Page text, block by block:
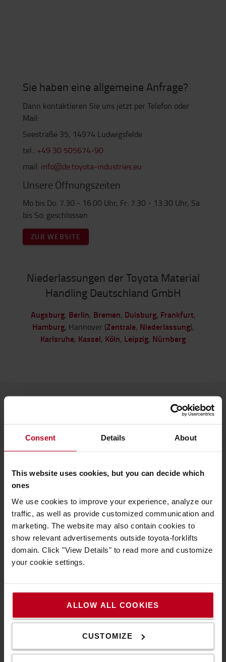
Consent Details About
This website uses cookies, but you can decide which
ones
We use cookies to improve your experience, analyze our
traffic, as well as provide customized communication and
marketing. The website may also contain cookies to
show relevant advertisements outside toyota-forklifts
domain. Click "View Details" to read more and customize
your cookie settings.
ALLOW ALL COOKIES
CUSTOMIZE
Sie haben eine allgemeine Anfrage?
Dann kontaktieren Sie uns jetzt per Telefon oder
Mail:
Seestraße 35, 14974 Ludwigsfelde
tel.: +49 30 505674-90
mail: info@de.toyota-industries.eu
Unsere Öffnungszeiten
Mo bis Do: 7.30 - 16.00 Uhr, Fr: 7.30 - 13.30 Uhr, Sa
bis So: geschlossen
ZUR WEBSITE
Niederlassungen der Toyota Material
Handling Deutschland GmbH
Augsburg, Berlin, Bremen, Duisburg, Frankfurt,
Hamburg, Hannover (Zentrale, Niederlassung),
Karlsruhe, Kassel, Köln, Leipzig, Nürnberg
Wir bieten ein erstklassiges Service-Angebot, das
auf Ihre Bedürfnisse abgestimmt ist. Unser Service
umfasst unsere Miet- und Gebrauchtstapler sowie
umfassende Wartungs- und
Instandhaltungsleistungen, sowie Ersatz- und
ZU UNSEREM SERVICE-ANGEBOT